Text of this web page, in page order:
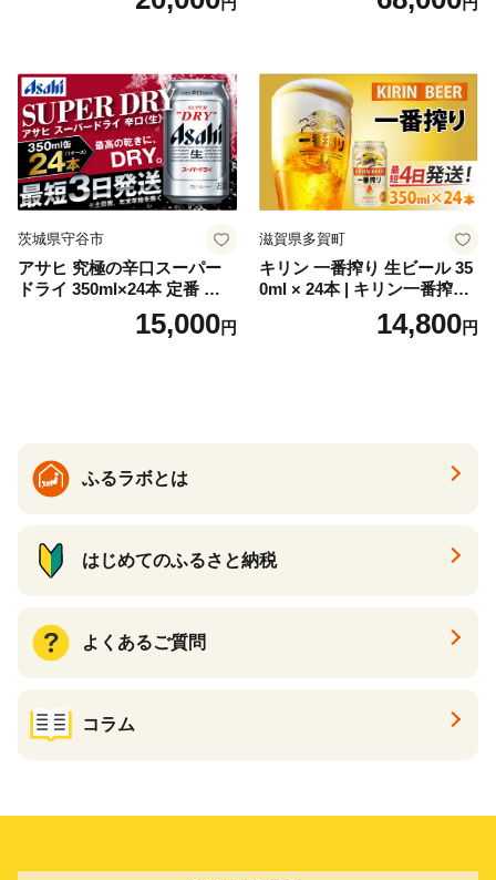
お酒 洋酒 スピリッツ クラフ
セット 詰め合わせ カクテル
ソーダ割り アルコール ロッ
ク ソーダ ジントニック 】
茨城県守谷市
アサヒ 究極の辛口スーパー
ドライ 350ml×24本 定番 ビー
ル 缶ビール 酒 お酒 アルコー
15,000円
滋賀県多賀町
キリン 一番搾り 生ビール 35
0ml × 24本 | キリン一番搾り
キリンビール 一番搾り ビー
ル 24缶 きりんいちばんしぼ
14,800円
ふるラボとは
はじめてのふるさと納税
よくあるご質問
コラム